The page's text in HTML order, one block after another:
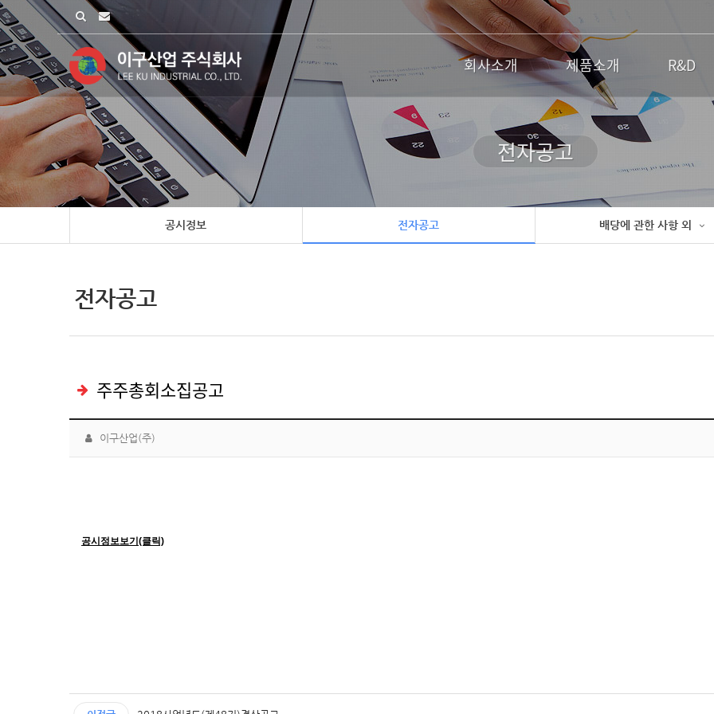
회사소개 제품소개 R&D
전자공고
공시정보 전자공고 배당에 관한 사항 외
전자공고
주주총회소집공고
이구산업(주)
공시정보보기(클릭)